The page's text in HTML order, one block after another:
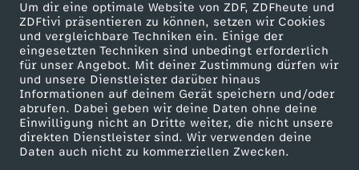
Um dir eine optimale Website von ZDF, ZDFheute und
ZDFtivi präsentieren zu können, setzen wir Cookies
und vergleichbare Techniken ein. Einige der
eingesetzten Techniken sind unbedingt erforderlich
für unser Angebot. Mit deiner Zustimmung dürfen wir
und unsere Dienstleister darüber hinaus
Informationen auf deinem Gerät speichern und/oder
abrufen. Dabei geben wir deine Daten ohne deine
Einwilligung nicht an Dritte weiter, die nicht unsere
direkten Dienstleister sind. Wir verwenden deine
Daten auch nicht zu kommerziellen Zwecken.
h
-
U
k
Mehr ZDF
ZDF-Apps
Smart TV
ZDFtext
Service
ZDFmitreden
Kontakt zum ZDF
Tickets